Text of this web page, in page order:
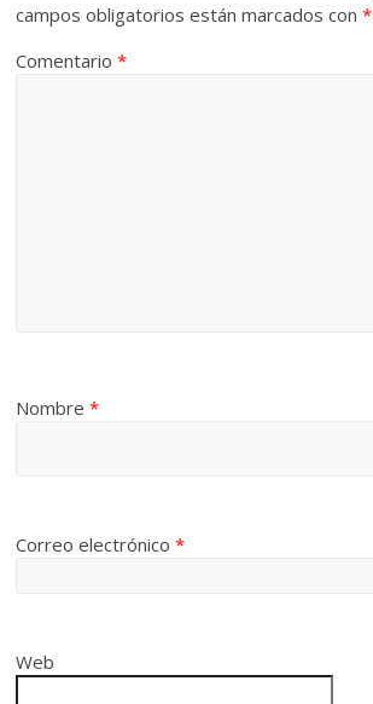
campos obligatorios están marcados con*
Comentario*
Nombre*
Correo electrónico*
Web